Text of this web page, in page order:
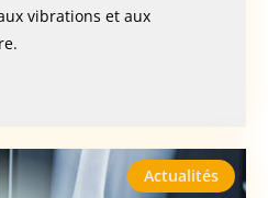
vibrations et aux
Actualités